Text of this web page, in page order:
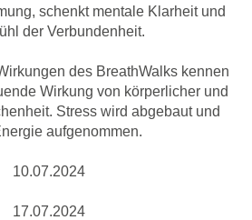
schenkt mentale Klarheit und
der Verbundenheit.
des BreathWalks kennen
Wirkung von körperlicher und
Stress wird abgebaut und
aufgenommen.
10.07.2024
17.07.2024